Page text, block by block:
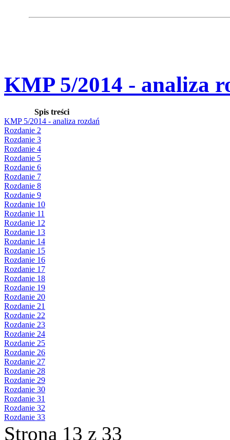
KMP 5/2014 - analiza
Spis treści
KMP 5/2014 - analiza rozdań
Rozdanie 2
Rozdanie 3
Rozdanie 4
Rozdanie 5
Rozdanie 6
Rozdanie 7
Rozdanie 8
Rozdanie 9
Rozdanie 10
Rozdanie 11
Rozdanie 12
Rozdanie 13
Rozdanie 14
Rozdanie 15
Rozdanie 16
Rozdanie 17
Rozdanie 18
Rozdanie 19
Rozdanie 20
Rozdanie 21
Rozdanie 22
Rozdanie 23
Rozdanie 24
Rozdanie 25
Rozdanie 26
Rozdanie 27
Rozdanie 28
Rozdanie 29
Rozdanie 30
Rozdanie 31
Rozdanie 32
Rozdanie 33
Strona 13 z 33